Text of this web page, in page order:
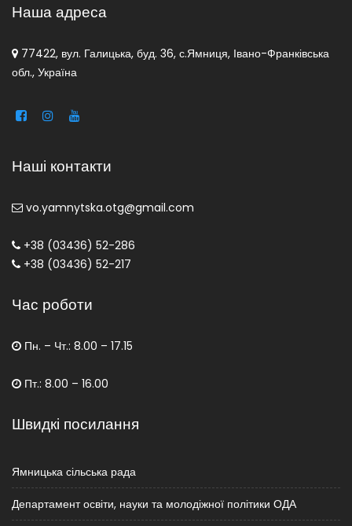
Наша адреса
77422, вул. Галицька, буд. 36, с.Ямниця, Івано-Франківська
обл., Україна
Наші контакти
vo.yamnytska.otg@gmail.com
+38 (03436) 52-286
+38 (03436) 52-217
Час роботи
Пн. – Чт.: 8.00 – 17.15
Пт.: 8.00 – 16.00
Швидкі посилання
Ямницька сільська рада
Департамент освіти, науки та молодіжної політики ОДА